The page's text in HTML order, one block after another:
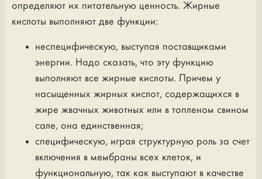
определяют их питательную ценность. Жирные
кислоты выполняют две функции:
неспецифическую, выступая поставщиками
энергии. Надо сказать, что эту функцию
выполняют все жирные кислоты. Причем у
насыщенных жирных кислот, содержащихся в
жире жвачных животных или в топленом свином
сале, она единственная;
специфическую, играя структурную роль за счет
включения в мембраны всех клеток, и
функциональную, так как выступают в качестве